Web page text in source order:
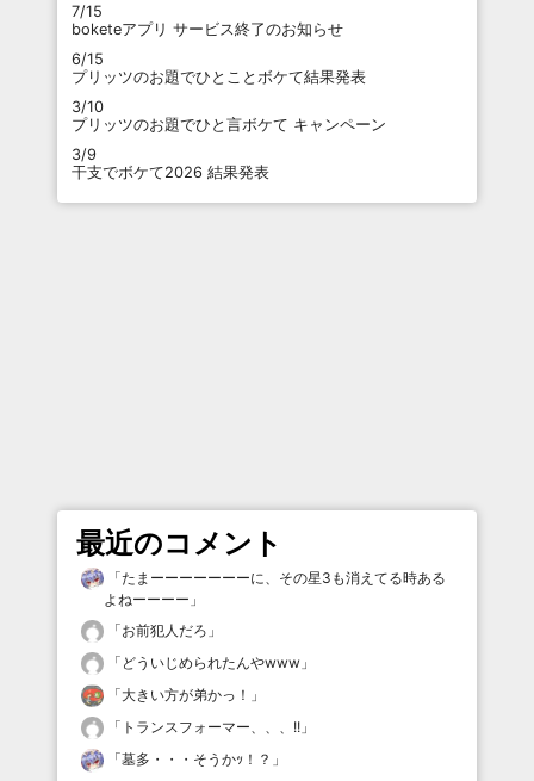
7/15
boketeアプリ サービス終了のお知らせ
6/15
プリッツのお題でひとことボケて結果発表
3/10
プリッツのお題でひと言ボケて キャンペーン
3/9
干支でボケて2026 結果発表
最近のコメント
「たまーーーーーーーに、その星3も消えてる時ある
よねーーーー 」
「お前犯人だろ 」
「 どういじめられたんやwww 」
「大きい方が弟かっ！ 」
「 トランスフォーマー、、、!! 」
「墓多・・・そうかｯ！？ 」